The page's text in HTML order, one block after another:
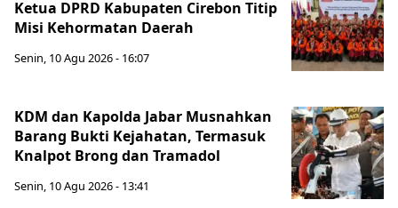
Ketua DPRD Kabupaten Cirebon Titip
Misi Kehormatan Daerah
Senin, 10 Agu 2026 - 16:07
KDM dan Kapolda Jabar Musnahkan
Barang Bukti Kejahatan, Termasuk
Knalpot Brong dan Tramadol
Senin, 10 Agu 2026 - 13:41